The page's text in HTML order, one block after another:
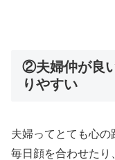
②夫婦仲が良
りやすい
夫婦ってとても心の
毎日顔を合わせたり